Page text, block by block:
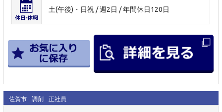
土(午後)・日祝 / 週2日 / 年間休日120日
佐賀市 調剤 正社員